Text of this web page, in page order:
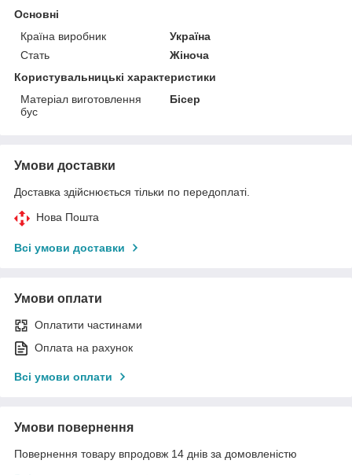
Основні
Країна виробник
Україна
Стать
Жіноча
Користувальницькі характеристики
Матеріал виготовлення
бус
Бісер
Умови доставки
Доставка здійснюється тільки по передоплаті.
Нова Пошта
Всі умови доставки
Умови оплати
Оплатити частинами
Оплата на рахунок
Всі умови оплати
Умови повернення
Повернення товару впродовж 14 днів за домовленістю